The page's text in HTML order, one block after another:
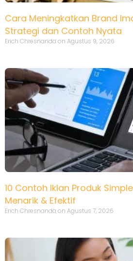
Cara Meningkatkan Brand
Strategi dan Contoh Nyata
Erich Chresnanda Agustus 9, 2026
10 Contoh Iklan Produk
Menarik & Efektif
Erich Chresnanda Agustus 7, 2026